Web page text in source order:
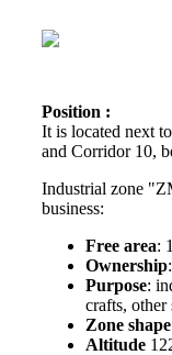
Position :
It is located next
and Corridor 10,
Industrial zone
business:
Free area:
Ownership
Purpose:
crafts, other
Zone shape
Altitude